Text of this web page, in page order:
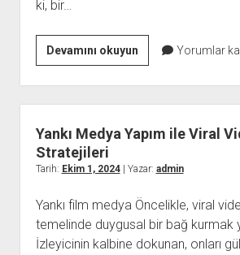
ki, bir…
Devamını okuyunYankı
Medya
Yapım
İle
Başarılı
Projeleri
Yorumlar
Yankı Medya Yapım ile Viral
Stratejileri
Tarih: Ekim 1, 2024| Yazar: admin
Yankı film medya Öncelikle, viral
temelinde duygusal bir bağ kurmak
İzleyicinin kalbine dokunan, onları